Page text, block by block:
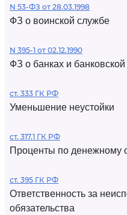
N 53-ФЗ от 28.03.1998
ФЗ о воинской службе
N 395-1 от 02.12.1990
ФЗ о банках и банковской
ст. 333 ГК РФ
Уменьшение неустойки
ст. 317.1 ГК РФ
Проценты по денежному
ст. 395 ГК РФ
Ответственность за
обязательства